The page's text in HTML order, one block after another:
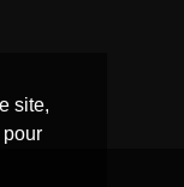
site,